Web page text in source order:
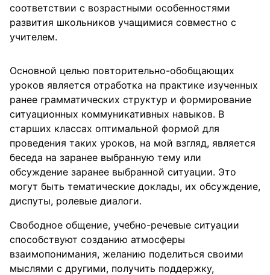
соответствии с возрастными особенностями
развития школьников учащимися совместно с
учителем.
Основной целью повторительно-обобщающих
уроков является отработка на практике изученных
ранее грамматических структур и формирование
ситуационных коммуникативных навыков. В
старших классах оптимальной формой для
проведения таких уроков, на мой взгляд, является
беседа на заранее выбранную тему или
обсуждение заранее выбранной ситуации. Это
могут быть тематические доклады, их обсуждение,
диспуты, ролевые диалоги.
Свободное общение, учебно-речевые ситуации
способствуют созданию атмосферы
взаимопонимания, желанию поделиться своими
мыслями с другими, получить поддержку,